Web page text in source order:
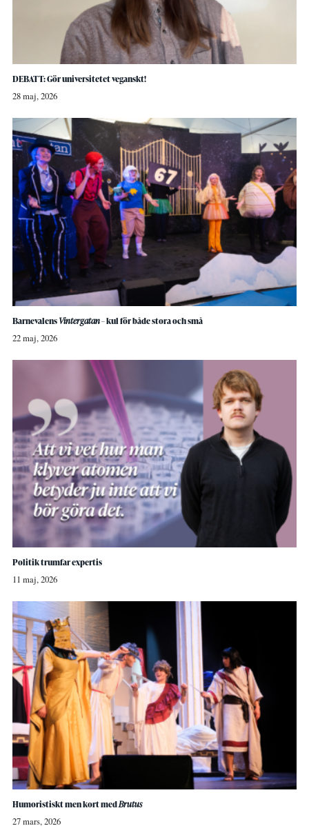
DEBATT: Gör universitetet veganskt!
28 maj, 2026
BarnevalensVintergatan– kul för både stora och små
22 maj, 2026
Politik trumfar expertis
11 maj, 2026
Humoristiskt men kort medBrutus
27 mars, 2026